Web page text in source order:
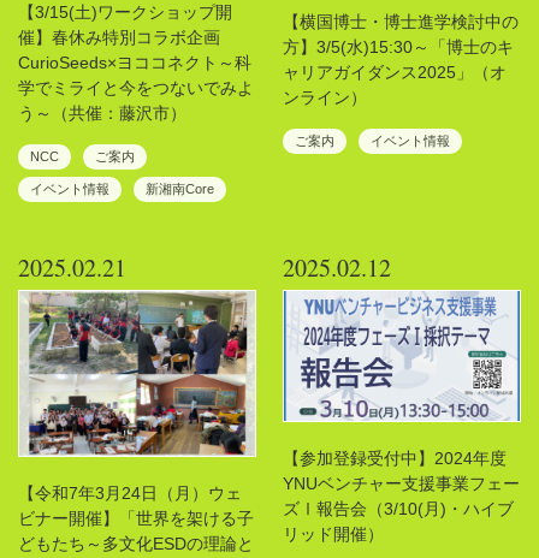
【3/15(土)ワークショップ開
催】春休み特別コラボ企画
CurioSeeds×ヨココネクト～科
学でミライと今をつないでみよ
う～（共催：藤沢市）
NCC ご案内
イベント情報 新湘南Core
【横国博士・博士進学検討中の
方】3/5(水)15:30～「博士のキ
ャリアガイダンス2025」（オ
ンライン）
ご案内 イベント情報
2025.02.21
【令和7年3月24日（月）ウェ
ビナー開催】「世界を架ける子
どもたち～多文化ESDの理論と
2025.02.12
【参加登録受付中】2024年度
YNUベンチャー支援事業フェー
ズⅠ報告会（3/10(月)・ハイブ
リッド開催）